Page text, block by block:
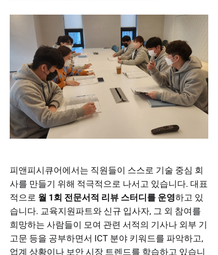
피앤피시큐어에서는 직원들이 스스로 기술 중심 회
사를 만들기 위해 적극적으로 나서고 있습니다. 대표
적으로 월 1회 전문서적 리뷰 스터디를 운영하고 있
습니다. 교육지원파트와 신규 입사자, 그 외 참여를
희망하는 사람들이 모여 관련 서적의 기사나 외부 기
고문 등을 공부하면서 ICT 분야 키워드를 파악하고,
업계 상황이나 보안 시장 트렌드를 학습하고 있습니